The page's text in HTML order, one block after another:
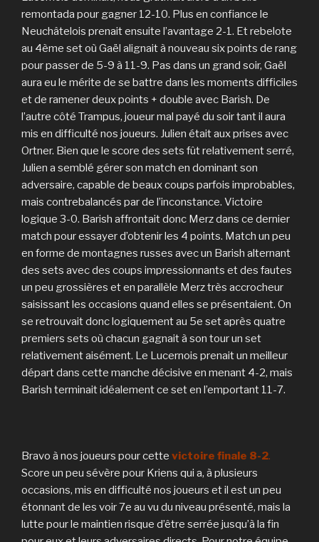
remontada pour gagner 12-10. Plus en confiance le
Neuchâtelois prenait ensuite l’avantage 2-1. Et rebelote
au 4ème set où Gaël alignait à nouveau six points de rang
pour passer de 5-9 à 11-9. Pas dans un grand soir, Gaël
aura eu le mérite de se battre dans les moments difficiles
et de ramener deux points + double avec Barish. De
l’autre côté Trampus, joueur mal payé du soir tant il aura
mis en difficulté nos joueurs. Julien était aux prises avec
Ortner. Bien que le score des sets fût relativement serré,
Julien a semblé gérer son match en dominant son
adversaire, capable de beaux coups parfois improbables,
mais contrebalancés par de l’inconstance. Victoire
logique 3-0. Barish affrontait donc Merz dans ce dernier
match pour essayer d’obtenir les 4 points. Match un peu
en forme de montagnes russes avec un Barish alternant
des sets avec des coups impressionnants et des fautes
un peu grossières et en parallèle Merz très accrocheur
saisissant les occasions quand elles se présentaient. On
se retrouvait donc logiquement au 5e set après quatre
premiers sets où chacun gagnait à son tour un set
relativement aisément. Le Lucernois prenait un meilleur
départ dans cette manche décisive en menant 4-2, mais
Barish terminait idéalement ce set en l’emportant 11-7.
Bravo à nos joueurs pour cette victoire finale 8-2.
Score un peu sévère pour Kriens qui a, à plusieurs
occasions, mis en difficulté nos joueurs et il est un peu
étonnant de les voir 7e au vu du niveau présenté, mais la
lutte pour le maintien risque d’être serrée jusqu’à la fin